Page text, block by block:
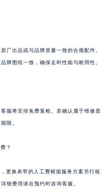
厂出品或与品牌质量一致的合规配件。
牌图纸一致，确保走时性能与耐用性。
服将安排免费复检。若确认属于维修质
限。
？
更换表带的人工费根据服务方案另行核
细费用请在预约时咨询客服。